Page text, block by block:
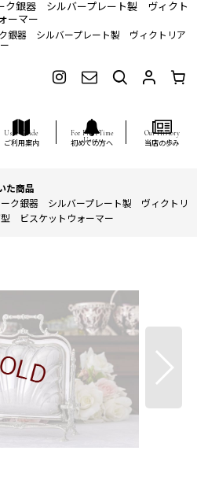
ク銀器 シルバープレート製 ヴィクト
ーマー
銀器 シルバープレート製 ヴィクトリア
ご利用案内 初めての方へ 当店の歩み
た商品
ク銀器 シルバープレート製 ヴィクトリ
ビスケットウォーマー